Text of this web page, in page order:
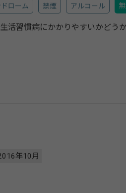
ローム 禁煙 アルコール
活習慣病にかかりやすいかどう
年10月